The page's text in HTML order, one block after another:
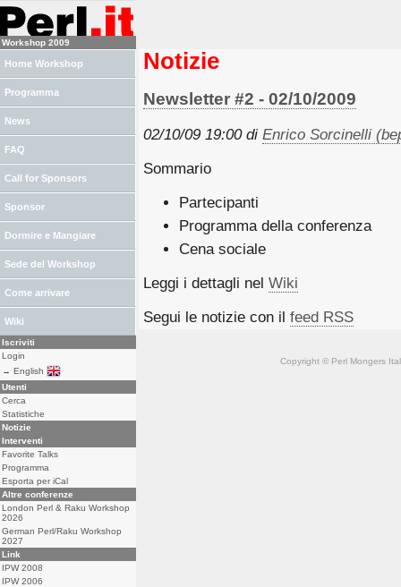
Notizie
Newsletter #2 - 02/10/2009
02/10/09 19:00 di Enrico Sorcinelli
Sommario
Partecipanti
Programma della conferenza
Cena sociale
Leggi i dettagli nel Wiki
Segui le notizie con il feed RSS
Copyright © Perl Mongers
Workshop 2009
Home Workshop
Programma
News
FAQ
Call for Sponsors
Sponsor
Dormire e Mangiare
Sede del Workshop
Come arrivare
Wiki
Iscriviti
Login
→ English
Utenti
Cerca
Statistiche
Notizie
Interventi
Favorite Talks
Programma
Esporta per iCal
Altre conferenze
London Perl & Raku Workshop
2026
German Perl/Raku Workshop
2027
Link
IPW 2008
IPW 2006